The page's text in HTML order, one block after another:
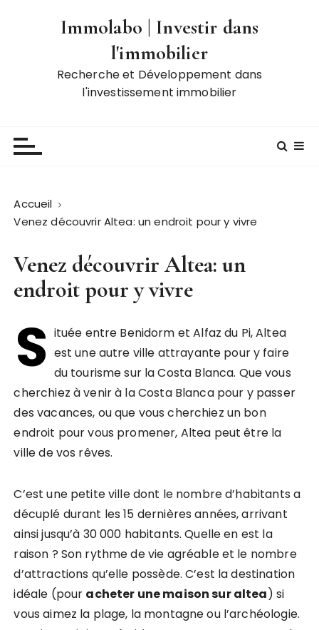
Immolabo | Investir dans
l'immobilier
Recherche et Développement dans
l'investissement immobilier
Accueil
Venez découvrir Altea: un endroit pour y vivre
Venez découvrir Altea: un
endroit pour y vivre
S ituée entre Benidorm et Alfaz du Pi, Altea
est une autre ville attrayante pour y faire
du tourisme sur la Costa Blanca. Que vous
cherchiez à venir à la Costa Blanca pour y passer
des vacances, ou que vous cherchiez un bon
endroit pour vous promener, Altea peut être la
ville de vos rêves.
C’est une petite ville dont le nombre d’habitants a
décuplé durant les 15 dernières années, arrivant
ainsi jusqu’à 30 000 habitants. Quelle en est la
raison ? Son rythme de vie agréable et le nombre
d’attractions qu’elle possède. C’est la destination
idéale (pour acheter une maison sur altea) si
vous aimez la plage, la montagne ou l’archéologie.